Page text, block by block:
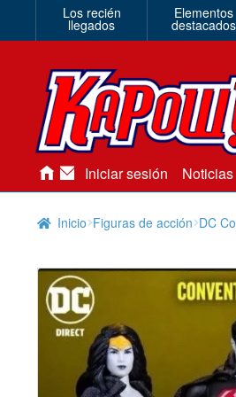
Los recién
llegados
Elementos
destacados
Iniciar sesión Noticias
Inicio Figuras de acción DC